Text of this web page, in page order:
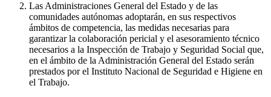
Las Administraciones General del Estado y de las
comunidades autónomas adoptarán, en sus respectivos
ámbitos de competencia, las medidas necesarias para
garantizar la colaboración pericial y el asesoramiento técnico
necesarios a la Inspección de Trabajo y Seguridad Social que,
en el ámbito de la Administración General del Estado serán
prestados por el Instituto Nacional de Seguridad e Higiene en
el Trabajo.